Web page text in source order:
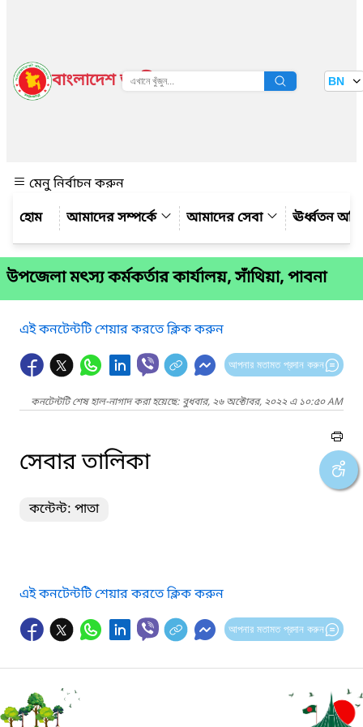
বাংলাদেশ জাতীয় তথ্য বাতায়ন BN
মেনু নির্বাচন করুন
আমাদের সম্পর্কে
আমাদের সেবা ঊর্ধ্বতন
উপজেলা মৎস্য কর্মকর্তার কার্যালয়, সাঁথিয়া, পাবনা
এই কনটেন্টটি শেয়ার করতে ক্লিক করুন
আপনার মতামত প্রদান করুন
কনটেন্টটি শেষ হাল-নাগাদ করা হয়েছে: বুধবার, ২৬ অক্টোবর, ২০২২ এ ১০:৫০ AM
সেবার তালিকা
কন্টেন্ট: পাতা
এই কনটেন্টটি শেয়ার করতে ক্লিক করুন
আপনার মতামত প্রদান করুন